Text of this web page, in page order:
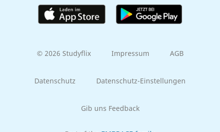
© 2026 Studyflix Impressum AGB
Datenschutz Datenschutz-Einstellungen
Gib uns Feedback